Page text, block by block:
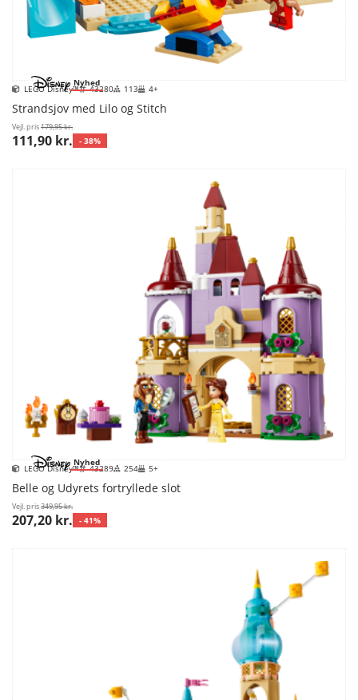
Nyhed
LEGO Disney™ 43280 113 4+
Strandsjov med Lilo og Stitch
Vejl. pris179,95 kr.
111,90 kr. - 38%
Nyhed
LEGO Disney™ 43289 254 5+
Belle og Udyrets fortryllede slot
Vejl. pris349,95 kr.
207,20 kr. - 41%